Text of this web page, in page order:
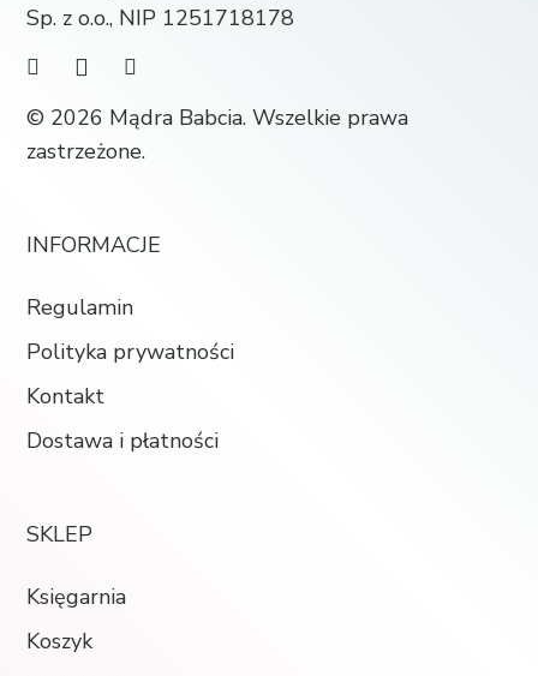
Sp. z o.o., NIP 1251718178
© 2026 Mądra Babcia. Wszelkie prawa
zastrzeżone.
INFORMACJE
Regulamin
Polityka prywatności
Kontakt
Dostawa i płatności
SKLEP
Księgarnia
Koszyk